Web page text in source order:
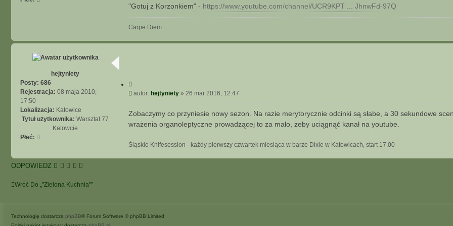
N
W
N
"Gotuj z Korzonkiem" - https://www.youtube.com/channel/UCR9KPT ... JhnwFd-97Q
Carpe Diem
hejtyniety
Posty: 686
Rejestracja: 08 maja 2010,
17:50
Lokalizacja: Katowice
Tytuł użytkownika: Warsztat 77
Katowcie
Płeć:
j
P
s
autor: hejtyniety » 26 mar 2016, 12:47
Zobaczymy co przyniesie nowy sezon. Na razie merytorycznie odcinki są słabe, a 30 sekundowe
wrażenia organoleptyczne prowadzącej to za mało, żeby uciągnąć kanał na youtube.
Śląskie Knifesession - każdy pierwszy czwartek miesiąca w barze Dixie w Katowicach, start 17.00
ODPOWIEDZ
Wróć Do „"Zielona Kuchnia"”
Technologię dostarcza phpBB® Forum Software © phpBB Limited